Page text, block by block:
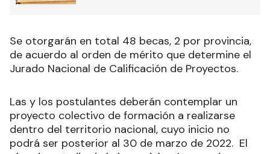
Se otorgarán en total 48 becas, 2 por provincia,
de acuerdo al orden de mérito que determine el
Jurado Nacional de Calificación de Proyectos.
Las y los postulantes deberán contemplar un
proyecto colectivo de formación a realizarse
dentro del territorio nacional, cuyo inicio no
podrá ser posterior al 30 de marzo de 2022. El